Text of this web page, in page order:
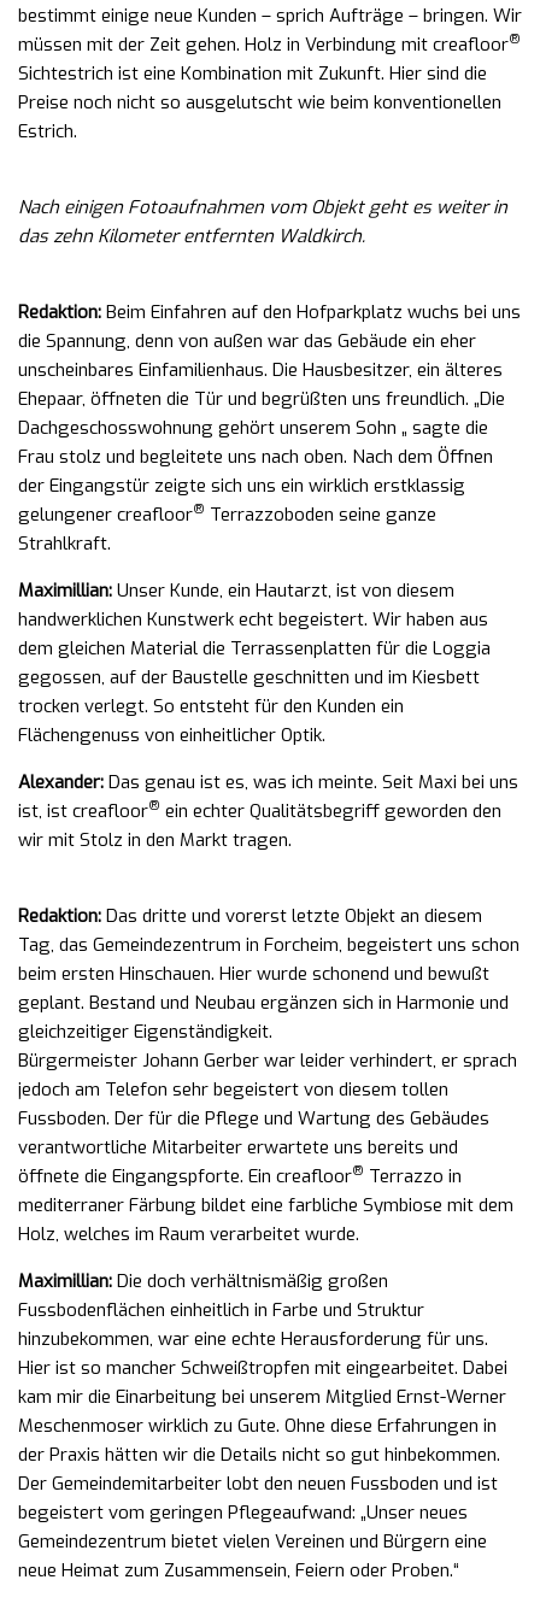
bestimmt einige neue Kunden – sprich Aufträge – bringen. Wir
müssen mit der Zeit gehen. Holz in Verbindung mit creafloor®
Sichtestrich ist eine Kombination mit Zukunft. Hier sind die
Preise noch nicht so ausgelutscht wie beim konventionellen
Estrich.
Nach einigen Fotoaufnahmen vom Objekt geht es weiter in
das zehn Kilometer entfernten Waldkirch.
Redaktion: Beim Einfahren auf den Hofparkplatz wuchs bei uns
die Spannung, denn von außen war das Gebäude ein eher
unscheinbares Einfamilienhaus. Die Hausbesitzer, ein älteres
Ehepaar, öffneten die Tür und begrüßten uns freundlich. „Die
Dachgeschosswohnung gehört unserem Sohn „ sagte die
Frau stolz und begleitete uns nach oben. Nach dem Öffnen
der Eingangstür zeigte sich uns ein wirklich erstklassig
gelungener creafloor® Terrazzoboden seine ganze
Strahlkraft.
Maximillian: Unser Kunde, ein Hautarzt, ist von diesem
handwerklichen Kunstwerk echt begeistert. Wir haben aus
dem gleichen Material die Terrassenplatten für die Loggia
gegossen, auf der Baustelle geschnitten und im Kiesbett
trocken verlegt. So entsteht für den Kunden ein
Flächengenuss von einheitlicher Optik.
Alexander: Das genau ist es, was ich meinte. Seit Maxi bei uns
ist, ist creafloor® ein echter Qualitätsbegriff geworden den
wir mit Stolz in den Markt tragen.
Redaktion: Das dritte und vorerst letzte Objekt an diesem
Tag, das Gemeindezentrum in Forcheim, begeistert uns schon
beim ersten Hinschauen. Hier wurde schonend und bewußt
geplant. Bestand und Neubau ergänzen sich in Harmonie und
gleichzeitiger Eigenständigkeit.
Bürgermeister Johann Gerber war leider verhindert, er sprach
jedoch am Telefon sehr begeistert von diesem tollen
Fussboden. Der für die Pflege und Wartung des Gebäudes
verantwortliche Mitarbeiter erwartete uns bereits und
öffnete die Eingangspforte. Ein creafloor® Terrazzo in
mediterraner Färbung bildet eine farbliche Symbiose mit dem
Holz, welches im Raum verarbeitet wurde.
Maximillian: Die doch verhältnismäßig großen
Fussbodenflächen einheitlich in Farbe und Struktur
hinzubekommen, war eine echte Herausforderung für uns.
Hier ist so mancher Schweißtropfen mit eingearbeitet. Dabei
kam mir die Einarbeitung bei unserem Mitglied Ernst-Werner
Meschenmoser wirklich zu Gute. Ohne diese Erfahrungen in
der Praxis hätten wir die Details nicht so gut hinbekommen.
Der Gemeindemitarbeiter lobt den neuen Fussboden und ist
begeistert vom geringen Pflegeaufwand: „Unser neues
Gemeindezentrum bietet vielen Vereinen und Bürgern eine
neue Heimat zum Zusammensein, Feiern oder Proben.“